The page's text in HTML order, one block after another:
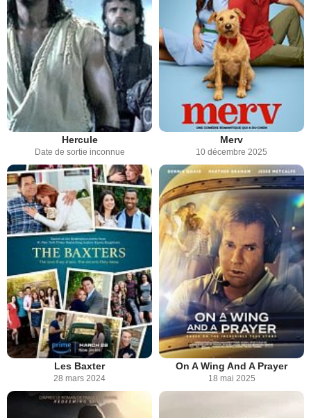
Hercule
Date de sortie inconnue
Merv
10 décembre 2025
Les Baxter
28 mars 2024
On A Wing And A Prayer
18 mai 2025